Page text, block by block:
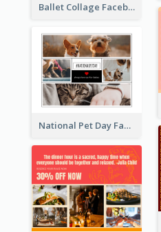
Ballet Collage Facebook Post
National Pet Day Facebook Post